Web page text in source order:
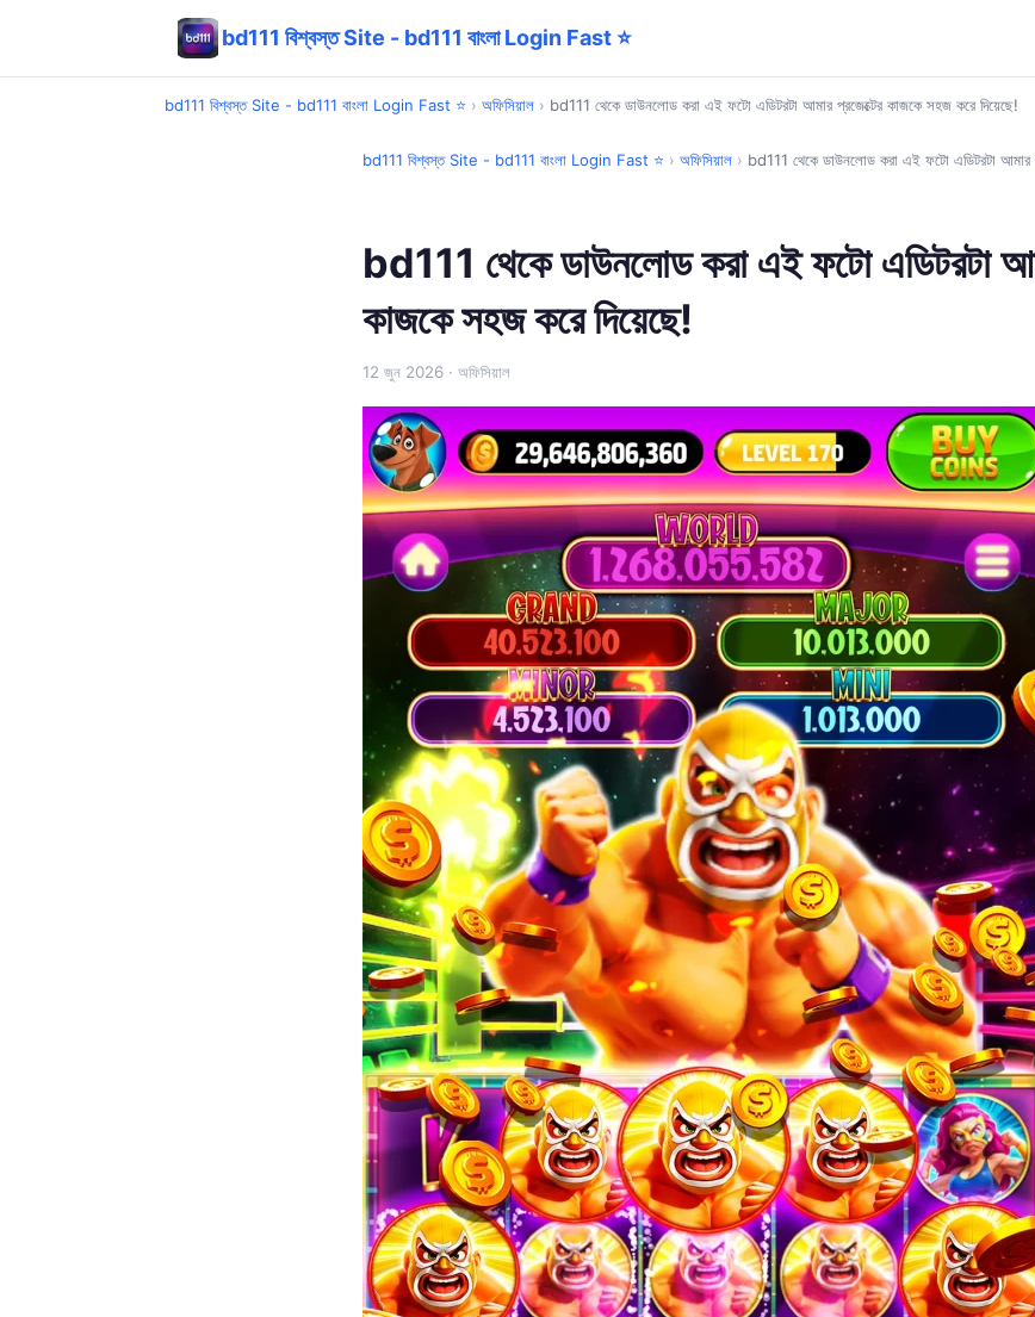
bd111 বিশ্বস্ত Site - bd111 বাংলা Login Fast ⭐
bd111 বিশ্বস্ত Site - bd111 বাংলা Login Fast ⭐ › অফিসিয়াল › bd111 থেকে ডাউনলোড করা এই ফটো এডিটরটা আমার প্রজেক্টের কাজকে সহজ করে দিয়েছে!
bd111 বিশ্বস্ত Site - bd111 বাংলা Login Fast ⭐ › অফিসিয়াল › bd111 থেকে ডাউনলোড করা এই ফটো এডিটরটা আমার
bd111 থেকে ডাউনলোড করা এই ফটো এডিটরটা
কাজকে সহজ করে দিয়েছে!
12 জুন 2026 · অফিসিয়াল